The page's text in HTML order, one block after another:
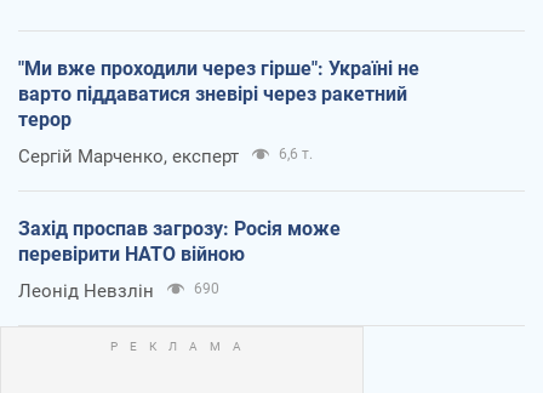
"Ми вже проходили через гірше": Україні не
варто піддаватися зневірі через ракетний
терор
Сергій Марченко, експерт 6,6 т.
Захід проспав загрозу: Росія може
перевірити НАТО війною
Леонід Невзлін 690